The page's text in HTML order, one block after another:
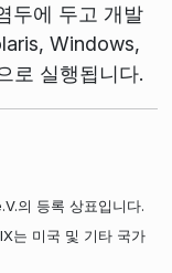
두에 두고 개발
Windows,
로 실행됩니다.
의 등록 상표입니다.
는 미국 및 기타 국가